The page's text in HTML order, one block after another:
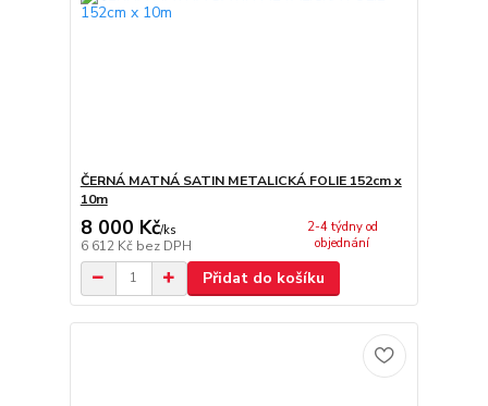
ČERNÁ MATNÁ SATIN METALICKÁ FOLIE 152cm x
10m
8 000 Kč/ks
6 612 Kč bez DPH
2-4 týdny od
objednání
Přidat do košíku